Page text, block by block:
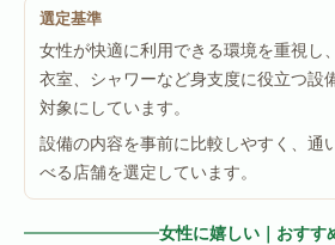
選定基準
女性が快適に利用できる環境を重視し
衣室、シャワーなど身支度に役立つ設
対象にしています。
設備の内容を事前に比較しやすく、通
べる店舗を選定しています。
女性に嬉しい｜おすす